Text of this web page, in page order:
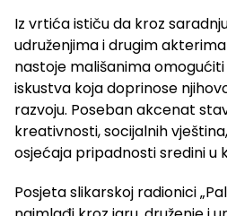
Iz vrtića ističu da kroz
udruženjima i drugim
nastoje mališanima
iskustva koja doprinose
razvoju. Poseban akcenat
kreativnosti, socijalnih
osjećaja pripadnosti sredini u
Posjeta slikarskoj radionici